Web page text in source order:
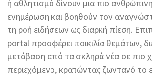
ή αθλητισμό δίνουν μια πιο
ενημέρωση και βοηθούν τον
τη ροή ειδήσεων ως διαρκή πίεση.
portal προσφέρει ποικιλία θεμάτων,
μετάβαση από τα σκληρά νέα σε πιο
περιεχόμενο, κρατώντας ζωντανό το